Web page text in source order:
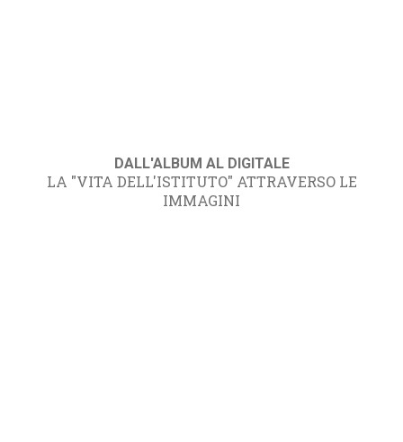
DALL'ALBUM AL DIGITALE
LA "VITA DELL'ISTITUTO" ATTRAVERSO LE
IMMAGINI